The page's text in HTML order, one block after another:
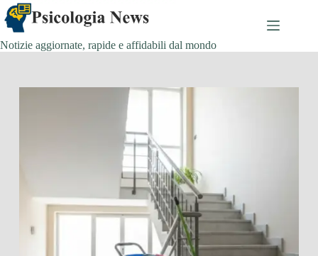
Salta
al
contenuto
Notizie aggiornate, rapide e affidabili dal mondo